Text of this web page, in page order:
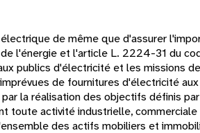
de même que d'assurer
l'énergie et l'article L. 2224-31 du
publics d'électricité et les missions
de fournitures d'électricité
la réalisation des objectifs définis
activité industrielle,
des actifs mobiliers et